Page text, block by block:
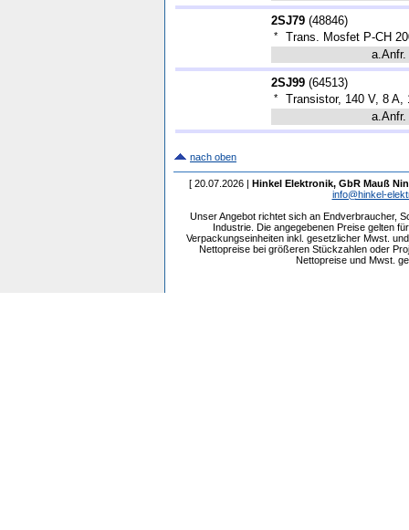
2SJ79 (48846)
*
Trans. Mosfet P-CH
a.Anfr.
2SJ99 (64513)
*
Transistor, 140 V, 8 A,
a.Anfr.
nach oben
[ 20.07.2026 | Hinkel Elektronik, GbR Mauß
info@hinkel-
Unser Angebot richtet sich an Endverbraucher,
Industrie. Die angegebenen Preise gelten
Verpackungseinheiten inkl. gesetzlicher Mwst.
Nettopreise bei größeren Stückzahlen oder
Nettopreise und Mwst.